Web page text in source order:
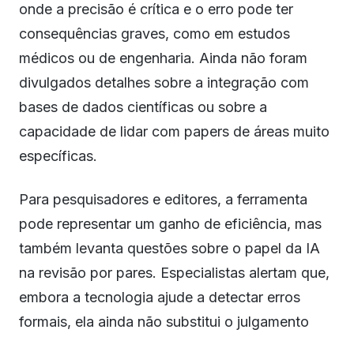
onde a precisão é crítica e o erro pode ter
consequências graves, como em estudos
médicos ou de engenharia. Ainda não foram
divulgados detalhes sobre a integração com
bases de dados científicas ou sobre a
capacidade de lidar com papers de áreas muito
específicas.
Para pesquisadores e editores, a ferramenta
pode representar um ganho de eficiência, mas
também levanta questões sobre o papel da IA
na revisão por pares. Especialistas alertam que,
embora a tecnologia ajude a detectar erros
formais, ela ainda não substitui o julgamento